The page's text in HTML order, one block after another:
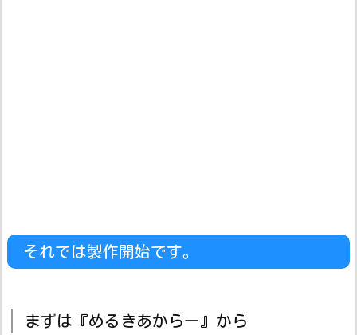
それでは製作開始です。
まずは『めるきあからー』から